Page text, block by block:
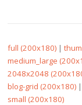
full (200x180) |
medium_large
2048x2048
blog-grid (200x180) |
small (200x180)